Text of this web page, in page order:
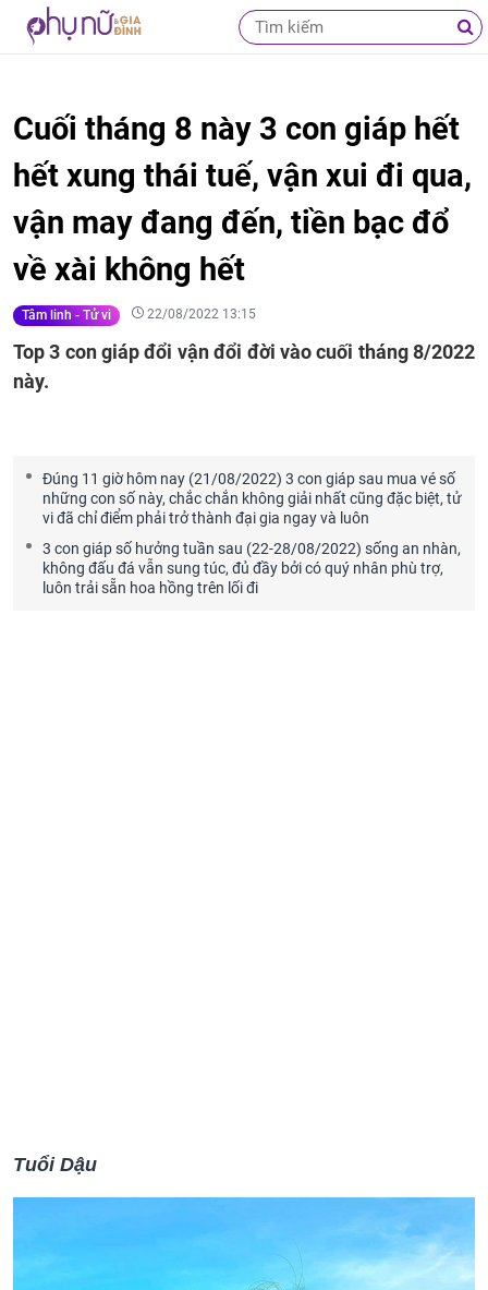
Cuối tháng 8 này 3 con giáp hết
hết xung thái tuế, vận xui đi qua,
vận may đang đến, tiền bạc đổ
về xài không hết
Tâm linh - Tử vi 22/08/2022 13:15
Top 3 con giáp đổi vận đổi đời vào cuối tháng 8/2022
này.
Đúng 11 giờ hôm nay (21/08/2022) 3 con giáp sau mua vé số
những con số này, chắc chắn không giải nhất cũng đặc biệt, tử
vi đã chỉ điểm phải trở thành đại gia ngay và luôn
3 con giáp số hưởng tuần sau (22-28/08/2022) sống an nhàn,
không đấu đá vẫn sung túc, đủ đầy bởi có quý nhân phù trợ,
luôn trải sẵn hoa hồng trên lối đi
Tuổi Dậu